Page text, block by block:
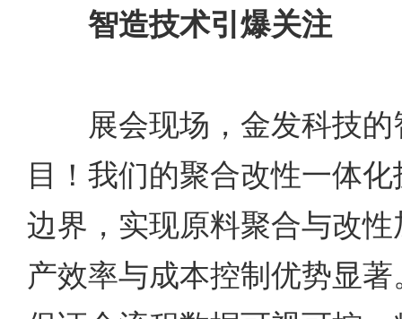
智造技术引爆关注
展会现场，金发科技的
目！我们的聚合改性一体
边界，实现原料聚合与改
产效率与成本控制优势显